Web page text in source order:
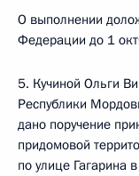
О выполнении
Федерации до 1
5. Кучиной Ольги
Республики
дано поручение
придомовой
по улице Гагарина